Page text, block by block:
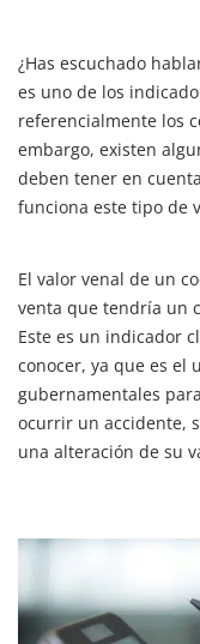
¿Has escuchado
es uno de los
referencialmente los
embargo, existen
deben tener en
funciona este tipo de
El valor venal de un
venta que tendría un
Este es un indicador
conocer, ya que es el
gubernamentales para
ocurrir un accidente,
una alteración de su